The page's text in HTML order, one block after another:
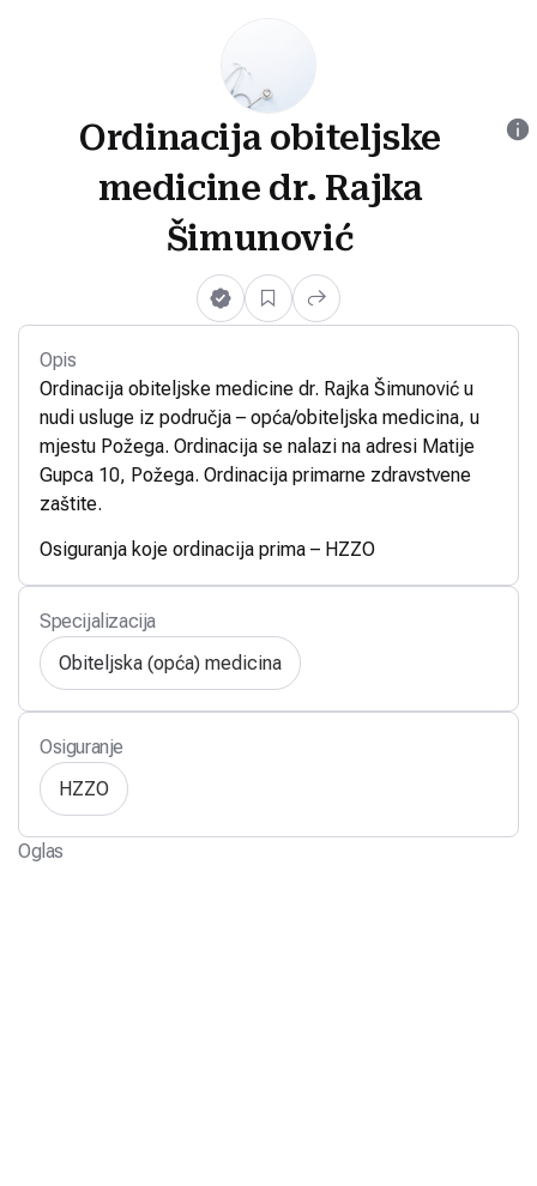
Ordinacija obiteljske
medicine dr. Rajka
Šimunović
Opis
Ordinacija obiteljske medicine dr. Rajka Šimunović u
nudi usluge iz područja – opća/obiteljska medicina, u
mjestu Požega. Ordinacija se nalazi na adresi Matije
Gupca 10, Požega. Ordinacija primarne zdravstvene
zaštite.
Osiguranja koje ordinacija prima – HZZO
Specijalizacija
Obiteljska (opća) medicina
Osiguranje
HZZO
Oglas